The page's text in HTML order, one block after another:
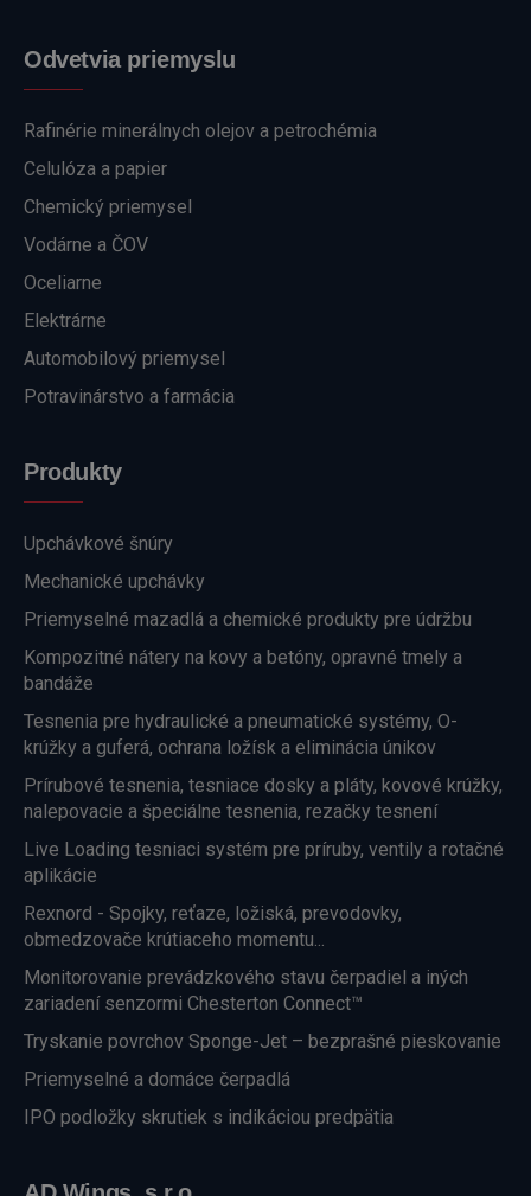
Odvetvia priemyslu
Rafinérie minerálnych olejov a petrochémia
Celulóza a papier
Chemický priemysel
Vodárne a ČOV
Oceliarne
Elektrárne
Automobilový priemysel
Potravinárstvo a farmácia
Produkty
Upchávkové šnúry
Mechanické upchávky
Priemyselné mazadlá a chemické produkty pre údržbu
Kompozitné nátery na kovy a betóny, opravné tmely a
bandáže
Tesnenia pre hydraulické a pneumatické systémy, O-
krúžky a guferá, ochrana ložísk a eliminácia únikov
Prírubové tesnenia, tesniace dosky a pláty, kovové krúžky,
nalepovacie a špeciálne tesnenia, rezačky tesnení
Live Loading tesniaci systém pre príruby, ventily a rotačné
aplikácie
Rexnord - Spojky, reťaze, ložiská, prevodovky,
obmedzovače krútiaceho momentu...
Monitorovanie prevádzkového stavu čerpadiel a iných
zariadení senzormi Chesterton Connect™
Tryskanie povrchov Sponge-Jet – bezprašné pieskovanie
Priemyselné a domáce čerpadlá
IPO podložky skrutiek s indikáciou predpätia